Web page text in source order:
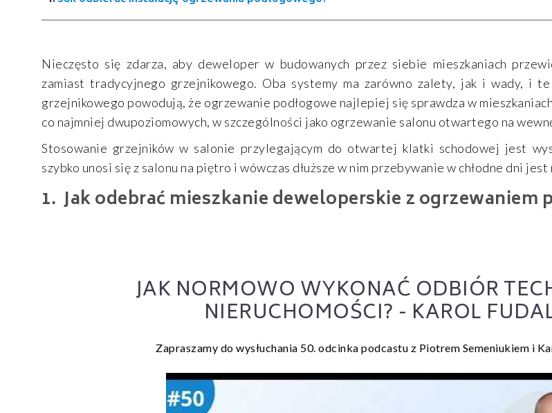
Nieczęsto się zdarza, aby deweloper w budowanych przez siebie mieszkaniach
zamiast tradycyjnego grzejnikowego. Oba systemy ma zarówno zalety, jak i wady, i
grzejnikowego powodują, że ogrzewanie podłogowe najlepiej się sprawdza w
co najmniej dwupoziomowych, w szczególności jako ogrzewanie salonu otwartego na
Stosowanie grzejników w salonie przylegającym do otwartej klatki schodowej jest
szybko unosi się z salonu na piętro i wówczas dłuższe w nim przebywanie w chłodne dni jest
Jak odebrać mieszkanie deweloperskie z ogrzewaniem
JAK NORMOWO WYKONAĆ ODBIÓR
NIERUCHOMOŚCI? - KAROL
Zapraszamy do wysłuchania 50. odcinka podcastu z Piotrem Semeniukiem i